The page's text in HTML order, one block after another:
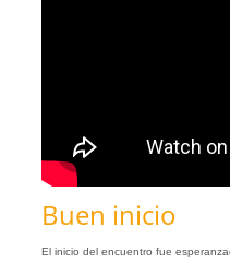
Buen inicio
El inicio del encuentro fue